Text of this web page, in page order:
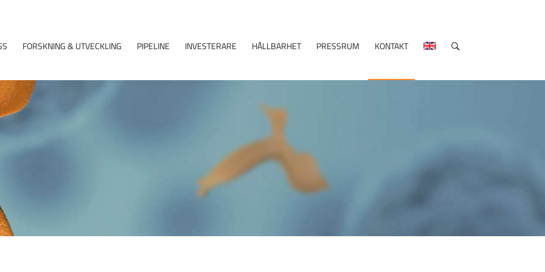
FORSKNING & UTVECKLING PIPELINE INVESTERARE HÅLLBARHET PRESSRUM KONTAKT 